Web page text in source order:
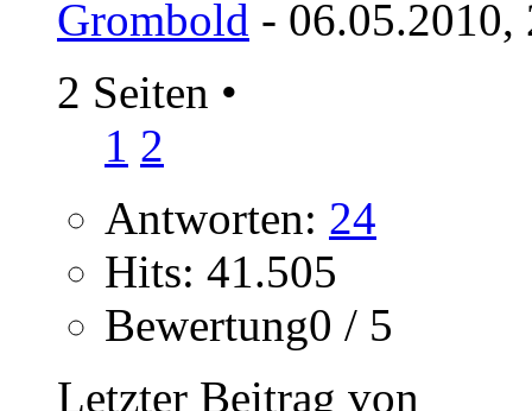
Grombold - 06.05.2010,
2 Seiten •
1 2
Antworten: 24
Hits: 41.505
Bewertung0 / 5
Letzter Beitrag von